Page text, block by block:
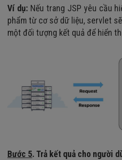
Ví dụ:Nếu trang JSP yêu cầu
phẩm từ cơ sở dữ liệu, servlet
một đối tượng kết quả để hiển
Bước 5. Trả kết quả cho người